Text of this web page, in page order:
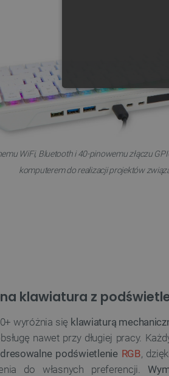
WiFi, Bluetooth i 40-pinowemu złączu
komputerem do realizacji projektów
klawiatura z
wyróżnia się klawiaturą
nawet przy długiej pracy.
podświetlenie RGB,
do własnych preferencji.
Niezbędne pliki cookie
Bez niezbędnych plików
__cf_bm
Polityce